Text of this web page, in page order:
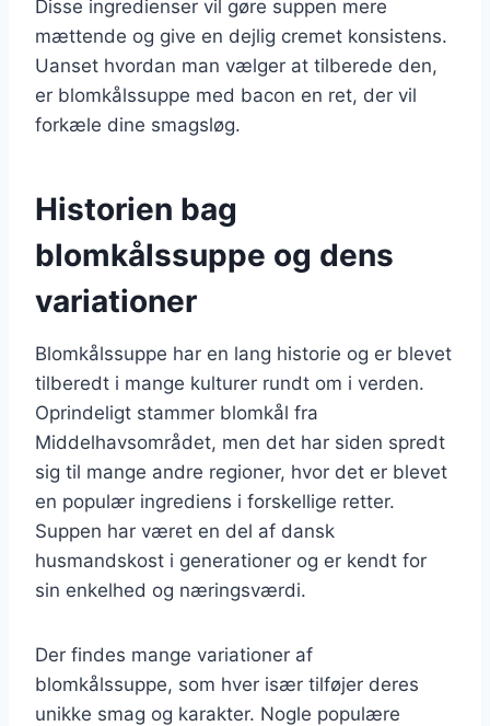
Disse ingredienser vil gøre suppen mere
mættende og give en dejlig cremet konsistens.
Uanset hvordan man vælger at tilberede den,
er blomkålssuppe med bacon en ret, der vil
forkæle dine smagsløg.
Historien bag
blomkålssuppe og dens
variationer
Blomkålssuppe har en lang historie og er blevet
tilberedt i mange kulturer rundt om i verden.
Oprindeligt stammer blomkål fra
Middelhavsområdet, men det har siden spredt
sig til mange andre regioner, hvor det er blevet
en populær ingrediens i forskellige retter.
Suppen har været en del af dansk
husmandskost i generationer og er kendt for
sin enkelhed og næringsværdi.
Der findes mange variationer af
blomkålssuppe, som hver især tilføjer deres
unikke smag og karakter. Nogle populære